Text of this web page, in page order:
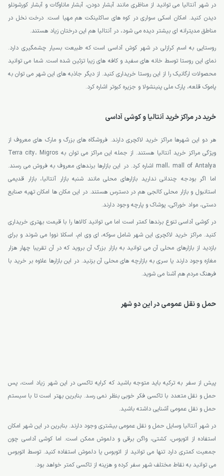
در شهر آنتالیا می توانید از مناظری مانند آبشار دودن، آبشار ماناوگات و آبشار کورشونلو
دیدن کنید. امکان اسکی سواری در کوه های ساکلینکت هم مهیا است. درخت نخل در
مناطق مدیترانه ای بیشتر دیده می شود، در آنتالیا هم این درختان زیاد هستند.
روستایی به اسم کرازلی در شهر کوش آداسی است که طبیعت بسیار چشمگیری دارد.
نمای این روستا توسط خانه های سفید و کافه های زیبا تزئین شده است. شما می توانید
محصولات ارگانیک را از این روستا خریداری کنید. از دیگر جاذبه های این شهر می توان به
پاموک قلعه، پارک ملی پنینشولا و جزیره کبوتر اشاره کرد.
خرید در مراکز خرید آنتالیا و کوشی آداسی
هر دو این شهرها مراکز خرید لاکچری دارند. فروشگاه های بزرگ و مارک های معروف از
ویژگی مراکز خرید آنتالیا هستند. از جمله این مراکز می توان به Terra city، Migros
mall، mall of Antalya اشاره کرد. در این بازارها برندهای معروف به فروش می رسند.
اما اگر بودجه چندانی ندارید بازارهای محلی مانند شنبه بازار آنتالیا، بازار قدیمی
استانبول و بازار محلی کالجی هم در دسترس هستند. در این مکان ها امکان تهیه صنایع
دستی، مواد خوراکی، پوشاک و پارچه وجود دارند.
در کوشی آداسی تنوع برندها کمتر است اما می توانید کالاها را با قیمت بهتری خریداری
کنید. مراکز خرید لاکچری این شهر شامل سوکه، ای وی ام، اسکلا نووا می شوند و برای
بازدید از بازارهای محلی آن می توانید به بازار بزرگ آن بروید که در آن تقریبا چهار هزار
مغازه وجود دارند یا سری به بازارچه های محلی آن بزنید. در این بازارها علاوه بر خرید با
فرهنگ مردم هم آشنا می شوید.
حمل و نقل عمومی در این دو شهر
پیش از سفر به ترکیه باید متوجه باشید که کرایه تاکسی در این شهر زیاد است، پس